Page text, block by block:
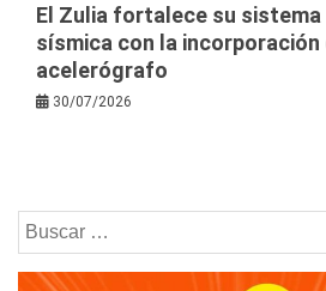
El Zulia fortalece su sistema
sísmica con la incorporación
acelerógrafo
30/07/2026
Buscar: